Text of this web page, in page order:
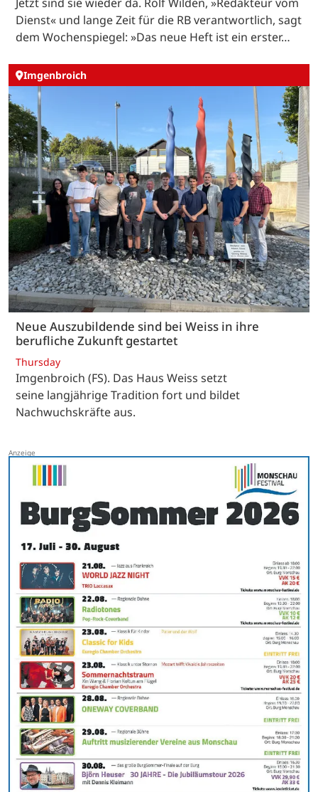
Dienst« und lange Zeit für die RB verantwortlich, sagt
dem Wochenspiegel: »Das neue Heft ist ein erster…
Imgenbroich
Neue Auszubildende sind bei Weiss in ihre
berufliche Zukunft gestartet
Thursday
Imgenbroich (FS). Das Haus Weiss setzt
seine langjährige Tradition fort und bildet
Nachwuchskräfte aus.